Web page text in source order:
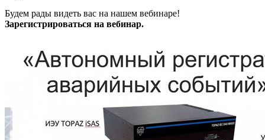
Будем рады видеть вас на нашем вебинаре!
Зарегистрироваться на вебинар.